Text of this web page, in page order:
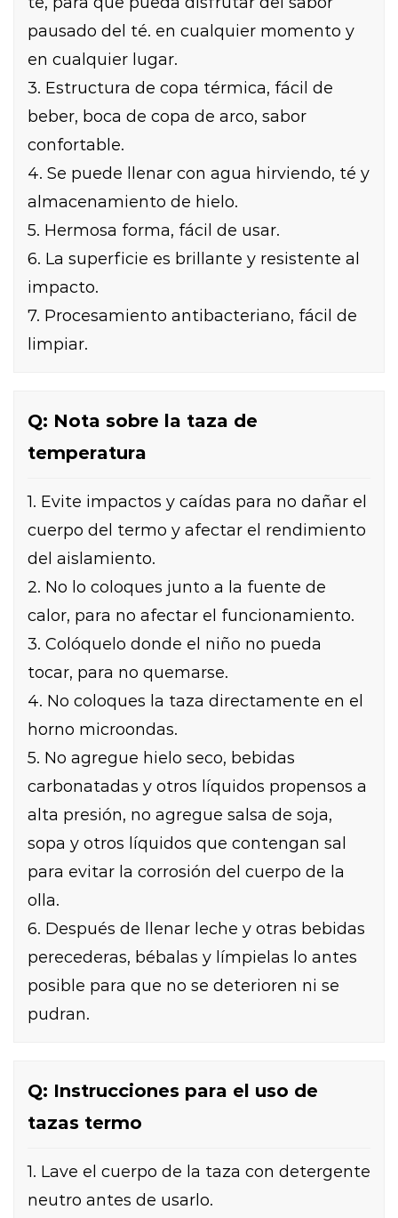
pausado del té. en cualquier momento y
en cualquier lugar.
3. Estructura de copa térmica, fácil de
beber, boca de copa de arco, sabor
confortable.
4. Se puede llenar con agua hirviendo, té y
almacenamiento de hielo.
5. Hermosa forma, fácil de usar.
6. La superficie es brillante y resistente al
impacto.
7. Procesamiento antibacteriano, fácil de
limpiar.
Q: Nota sobre la taza de
temperatura
1. Evite impactos y caídas para no dañar el
cuerpo del termo y afectar el rendimiento
del aislamiento.
2. No lo coloques junto a la fuente de
calor, para no afectar el funcionamiento.
3. Colóquelo donde el niño no pueda
tocar, para no quemarse.
4. No coloques la taza directamente en el
horno microondas.
5. No agregue hielo seco, bebidas
carbonatadas y otros líquidos propensos a
alta presión, no agregue salsa de soja,
sopa y otros líquidos que contengan sal
para evitar la corrosión del cuerpo de la
olla.
6. Después de llenar leche y otras bebidas
perecederas, bébalas y límpielas lo antes
posible para que no se deterioren ni se
pudran.
Q: Instrucciones para el uso de
tazas termo
1. Lave el cuerpo de la taza con detergente
neutro antes de usarlo.